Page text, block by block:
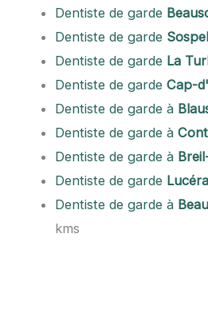
Dentiste de garde
Dentiste de garde Sospel
Dentiste de garde La
Dentiste de gardeCap-
Dentiste de garde à
Dentiste de garde à
Dentiste de garde à
Dentiste de garde
Dentiste de garde à
kms